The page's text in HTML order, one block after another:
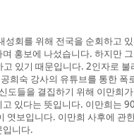
회를 위해 전국을 순회하고
홍보에 나섰습니다. 하지만
있기 때문입니다. 2인자로
희숙 강사의 유튜브를 통한
도들을 결집하기 위해 이만희
있다는 뜻입니다. 이만희는
엿보입니다. 이만희 사후에 관
입니다.